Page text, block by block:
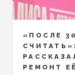
«ПОСЛЕ
РЕМОНТ